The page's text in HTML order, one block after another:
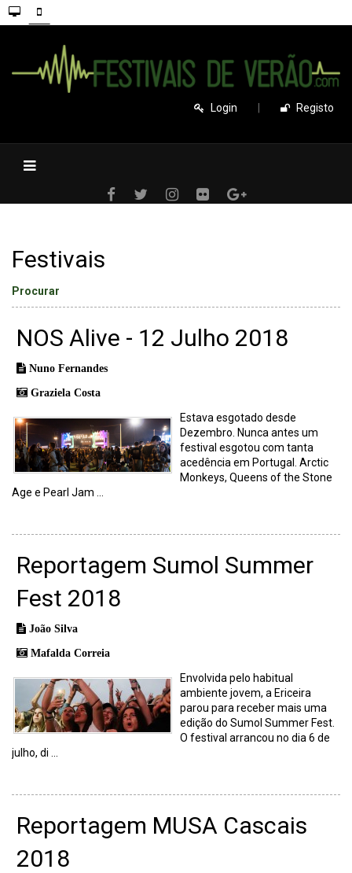
Login Registo
Festivais
Procurar
NOS Alive - 12 Julho 2018
Nuno Fernandes
Graziela Costa
Estava esgotado desde
Dezembro. Nunca antes um
festival esgotou com tanta
acedência em Portugal. Arctic
Monkeys, Queens of the Stone
Age e Pearl Jam ...
Reportagem Sumol Summer
Fest 2018
João Silva
Mafalda Correia
Envolvida pelo habitual
ambiente jovem, a Ericeira
parou para receber mais uma
edição do Sumol Summer Fest.
O festival arrancou no dia 6 de
julho, di ...
Reportagem MUSA Cascais
2018